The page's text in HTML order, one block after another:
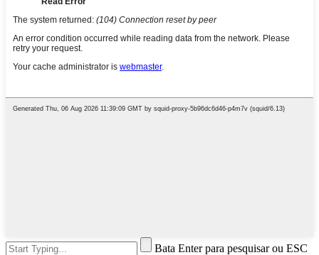
Bata Enter para pesquisar ou ESC